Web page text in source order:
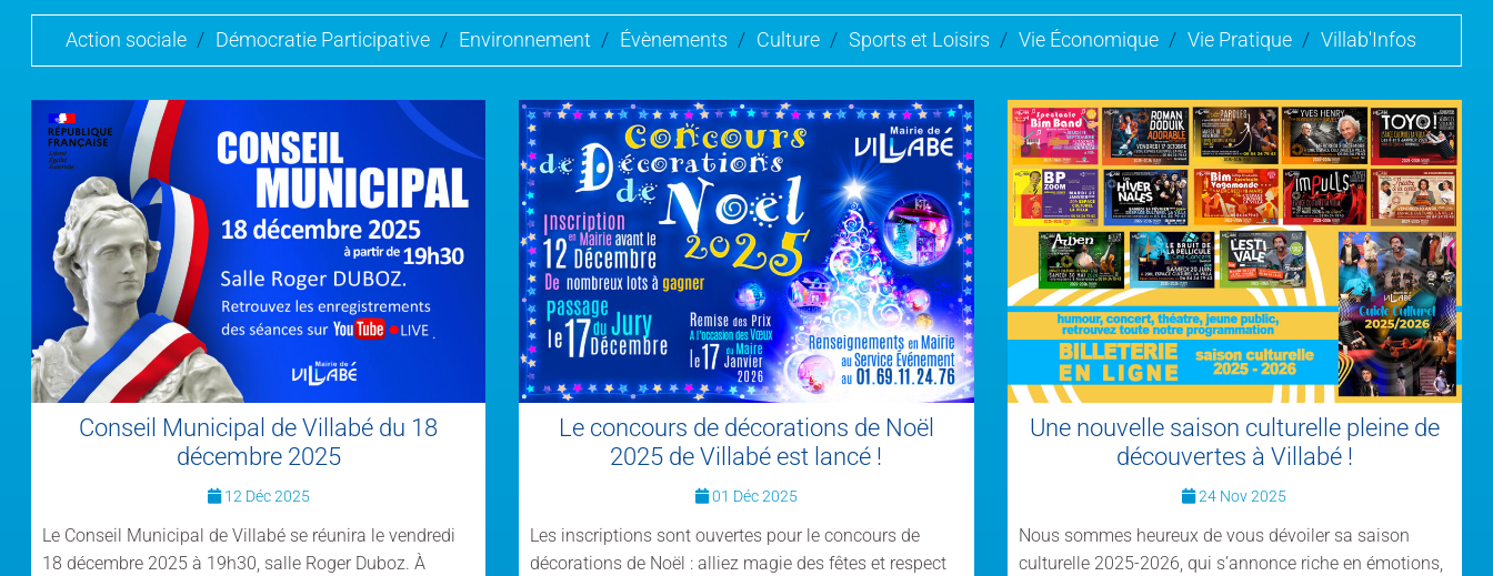
Action sociale / Démocratie Participative / Environnement / Évènements / Culture / Sports et Loisirs / Vie Économique / Vie Pratique / Villab'Infos
Conseil Municipal de Villabé du 18
décembre 2025
12 Déc 2025
Le Conseil Municipal de Villabé se réunira le vendredi
18 décembre 2025 à 19h30, salle Roger Duboz. À
Le concours de décorations de Noël
2025 de Villabé est lancé !
01 Déc 2025
Les inscriptions sont ouvertes pour le concours de
décorations de Noël : alliez magie des fêtes et respect
Une nouvelle saison culturelle pleine de
découvertes à Villabé !
24 Nov 2025
Nous sommes heureux de vous dévoiler sa saison
culturelle 2025-2026, qui s’annonce riche en émotions,